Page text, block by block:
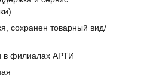
сохранен товарный вид/
в филиалах АРТИ